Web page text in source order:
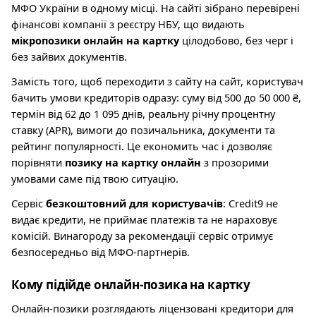
МФО України в одному місці. На сайті зібрано перевірені
фінансові компанії з реєстру НБУ, що видають
мікропозики онлайн на картку цілодобово, без черг і
без зайвих документів.
Замість того, щоб переходити з сайту на сайт, користувач
бачить умови кредиторів одразу: суму від 500 до 50 000 ₴,
термін від 62 до 1 095 днів, реальну річну процентну
ставку (APR), вимоги до позичальника, документи та
рейтинг популярності. Це економить час і дозволяє
порівняти позику на картку онлайн з прозорими
умовами саме під твою ситуацію.
Сервіс безкоштовний для користувачів: Credit9 не
видає кредити, не приймає платежів та не нараховує
комісій. Винагороду за рекомендації сервіс отримує
безпосередньо від МФО-партнерів.
Кому підійде онлайн-позика на картку
Онлайн-позики розглядають ліцензовані кредитори для